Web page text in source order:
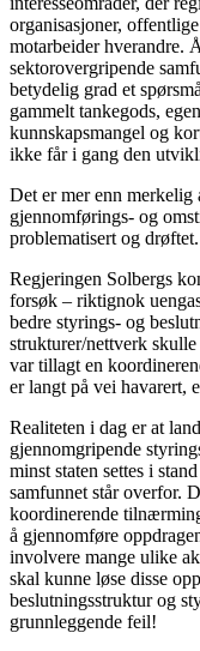
organisasjoner,
motarbeider hverandre.
sektorovergripende
betydelig grad et
gammelt tankegods,
kunnskapsmangel og
ikke får i gang den
Det er mer enn merkelig
gjennomførings- og
problematisert og drøftet.
Regjeringen Solbergs
forsøk – riktignok
bedre styrings- og
strukturer/nettverk
var tillagt en
er langt på vei havarert,
Realiteten i dag er at
gjennomgripende
minst staten settes i
samfunnet står overfor.
koordinerende
å gjennomføre
involvere mange ulike
skal kunne løse disse
beslutningsstruktur og
grunnleggende feil!